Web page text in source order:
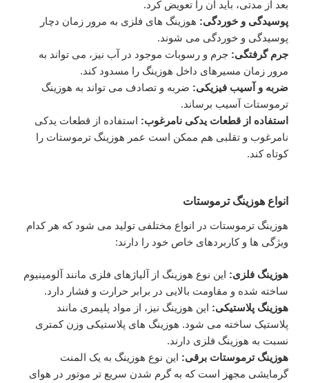
بعد از مدتی، باید آن را تعویض کرد.
پوسیدگی و خوردگی: هوزینگ های فلزی به مرور زمان دچار
پوسیدگی و خوردگی می شوند.
جرم گرفتگی: جرم و رسوبات موجود در آب نیز، می تواند به
مرور زمان مسیرهای داخل هوزینگ را مسدود کند.
ضربه و آسیب فیزیکی: ضربه و تصادف می تواند به هوزینگ
ترموستات آسیب برساند.
استفاده از قطعات یدکی نامرغوب: استفاده از قطعات یدکی
نامرغوب و تقلبی هم ممکن است عمر هوزینگ ترموستات را
کوتاه کند.
انواع هوزینگ ترموستات
هوزینگ ترموستات در انواع مختلفی تولید می شود که هر کدام
ویژگی ها و کاربردهای خاص خود را دارند:
هوزینگ فلزی: این نوع هوزینگ از آلیاژهای فلزی مانند آلومینیوم
ساخته شده و مقاومت بالایی در برابر حرارت و فشار دارد.
هوزینگ پلاستیکی: این هوزینگ نیز، از مواد پلیمری مانند
پلاستیک ساخته می شود. هوزینگ های پلاستیکی وزن کمتری
نسبت به هوزینگ فلزی دارند.
هوزینگ ترموستات برقی: این نوع هوزینگ به یک المنت
گرمایشی مجهز است که به گرم شدن سریع تر موتور در هوای